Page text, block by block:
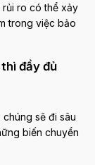
rủi ro có thể xảy
trong việc bảo
đầy đủ
sẽ đi sâu
biến chuyển